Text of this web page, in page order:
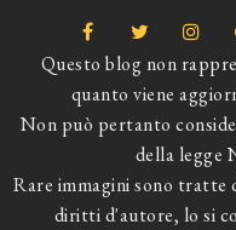
Questo blog non
quanto viene
Non può pertanto
della legge
Rare immagini sono tratte
diritti d'autore, lo si